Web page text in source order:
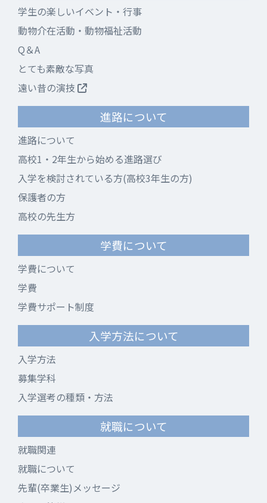
学生の楽しいイベント・行事
動物介在活動・動物福祉活動
Q＆A
とても素敵な写真
遠い昔の演技
進路について
進路について
高校1・2年生から始める進路選び
入学を検討されている方(高校3年生の方)
保護者の方
高校の先生方
学費について
学費について
学費
学費サポート制度
入学方法について
入学方法
募集学科
入学選考の種類・方法
就職について
就職関連
就職について
先輩(卒業生)メッセージ